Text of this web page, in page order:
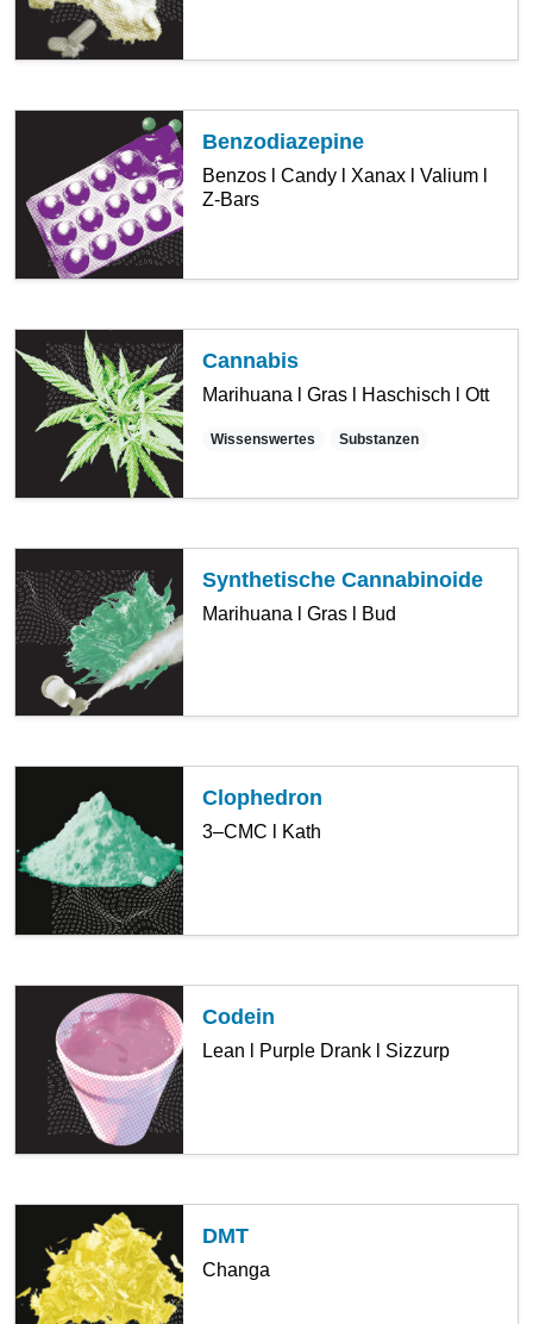
Benzodiazepine
Benzos l Candy l Xanax l Valium l
Z-Bars
Cannabis
Marihuana l Gras l Haschisch l Ott
Wissenswertes Substanzen
Synthetische Cannabinoide
Marihuana l Gras l Bud
Clophedron
3–CMC l Kath
Codein
Lean l Purple Drank l Sizzurp
DMT
Changa